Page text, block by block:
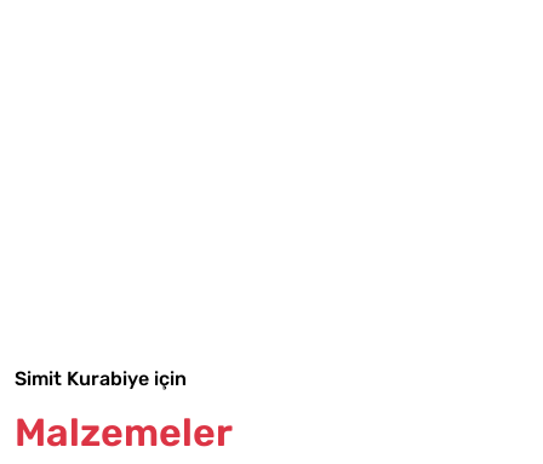
Simit Kurabiye için
Malzemeler